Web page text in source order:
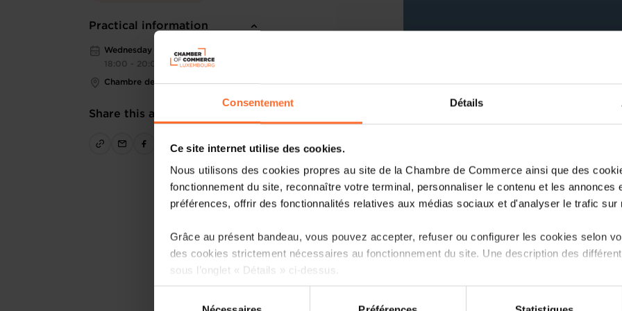
Consentement Détails
Ce site internet utilise des cookies.
Nous utilisons des cookies propres au site de la Chambre de Commerce ainsi que des
fonctionnement du site, reconnaître votre terminal, personnaliser le contenu et les annonces
préférences, offrir des fonctionnalités relatives aux médias sociaux et d'analyser le trafic sur
Grâce au présent bandeau, vous pouvez accepter, refuser ou configurer les cookies selon
des cookies strictement nécessaires au fonctionnement du site. Une description des
sous l’onglet « Détails » ci-dessus.
Il est précisé que la navigation sur le site et certaines fonctionnalités (ex : lecture de vidéos,
Practical information
Wednesday 20 May 2026
18:00 - 20:00
Chambre de Commerce
Share this article
organisée par AIPPI Luxembourg et
tiendra le20 mai de 18h à 21h30 à la
7 rue Alcide de Gasperi, 1615
La conférence portera sur le thème :
zombies"et se terminera par un
La conférence est gratuite sous
des places disponibles.